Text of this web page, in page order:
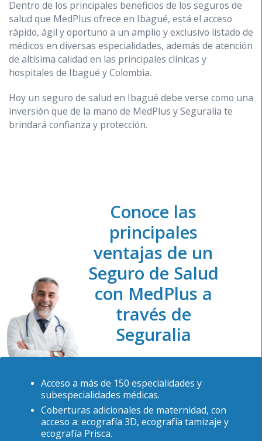
Dentro de los principales beneficios de los seguros de
salud que MedPlus ofrece en Ibagué, está el acceso
rápido, ágil y oportuno a un amplio y exclusivo listado de
médicos en diversas especialidades, además de atención
de altísima calidad en las principales clínicas y
hospitales de Ibagué y Colombia.
Hoy un seguro de salud en Ibagué debe verse como una
inversión que de la mano de MedPlus y Seguralia te
brindará confianza y protección.
Conoce las
principales
ventajas de un
Seguro de Salud
con MedPlus a
través de
Seguralia
Acceso a más de 150 especialidades y
subespecialidades médicas.
Coberturas adicionales de maternidad, con
acceso a: ecografía 3D, ecografía tamizaje y
ecografía Prisca.